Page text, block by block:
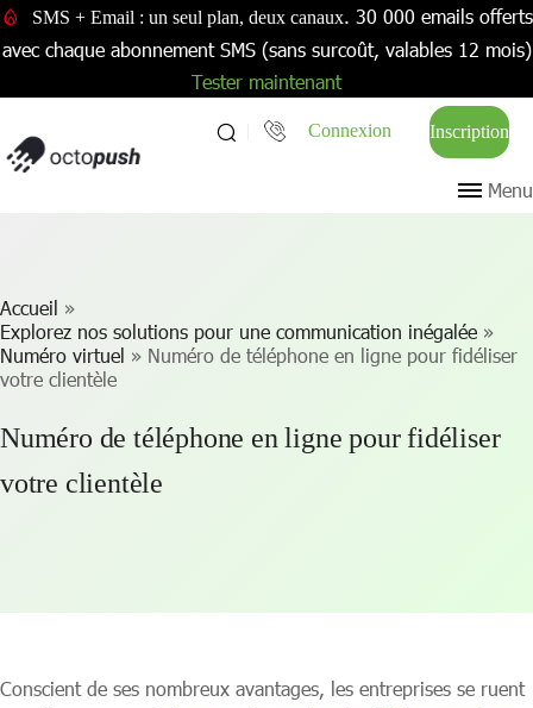
SMS + Email : un seul plan, deux canaux. 30 000 emails offerts
avec chaque abonnement SMS (sans surcoût, valables 12 mois)
Tester maintenant
Connexion Inscription
Menu
Accueil »
Explorez nos solutions pour une communication inégalée »
Numéro virtuel » Numéro de téléphone en ligne pour fidéliser
votre clientèle
Numéro de téléphone en ligne pour fidéliser
votre clientèle
Conscient de ses nombreux avantages, les entreprises se ruent